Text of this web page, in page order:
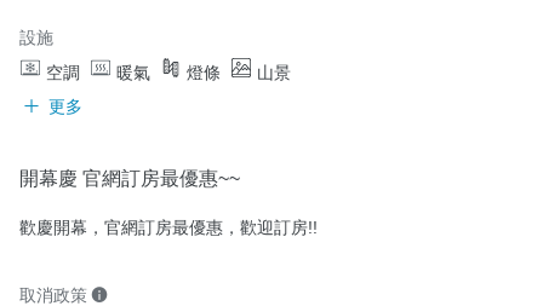
設施
空調
暖氣 燈條
山景
更多
開幕慶 官網訂房最優惠~~
歡慶開幕，官網訂房最優惠，歡迎訂房!!
取消政策